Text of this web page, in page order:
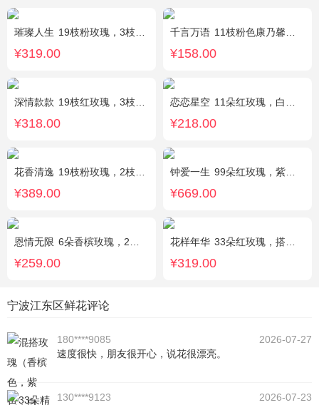
璀璨人生 19枝粉玫瑰，3枝向日葵，绿叶搭配
¥319.00
千言万语 11枝粉色康乃馨，栀子叶间插丰满
¥158.00
深情款款 19枝红玫瑰，3枝白百合，3枝粉百合，搭配满天星，绿叶等配材
¥318.00
恋恋星空 11朵红玫瑰，白色满天星丰满搭配，红豆点缀，一条灯带，搭配2只小熊
¥218.00
花香清逸 19枝粉玫瑰，2枝粉色乒乓菊，1枝粉色绣球，银叶菊，粉色满天星，绿叶搭配
¥389.00
钟爱一生 99朵红玫瑰，紫色勿忘我围边
¥669.00
恩情无限 6朵香槟玫瑰，2枝向日葵，蓝色绣球，绿色桔梗、绿叶搭配
¥259.00
花样年华 33朵红玫瑰，搭配适量石竹梅外围。
¥319.00
宁波江东区鲜花评论
180****9085
2026-07-27
速度很快，朋友很开心，说花很漂亮。
130****9123
2026-07-23